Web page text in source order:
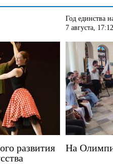
развития
Год единства
7 августа, 17:12
На